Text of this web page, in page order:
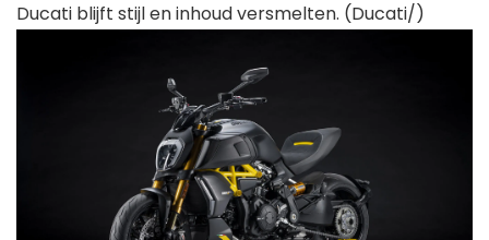
Ducati blijft stijl en inhoud versmelten. (Ducati/)